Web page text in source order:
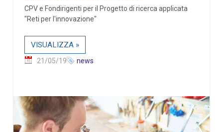
CPV e Fondirigenti per il Progetto di ricerca applicata
"Reti per l'innovazione"
VISUALIZZA »
21/05/19 news